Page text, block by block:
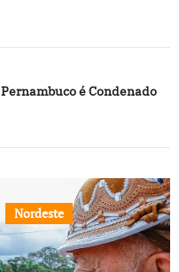
é Condenado
Nordeste